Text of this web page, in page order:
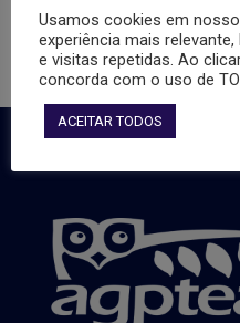
1
Usamos cookies em
experiência mais
e visitas repetidas. Ao
concorda com o uso de
ACEITAR TODOS